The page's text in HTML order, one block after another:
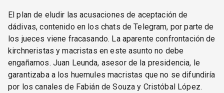
El plan de eludir las acusaciones de aceptación de
dádivas, contenido en los chats de Telegram, por parte de
los jueces viene fracasando. La aparente confrontación de
kirchneristas y macristas en este asunto no debe
engañarnos. Juan Leunda, asesor de la presidencia, le
garantizaba a los huemules macristas que no se difundiría
por los canales de Fabián de Souza y Cristóbal López.